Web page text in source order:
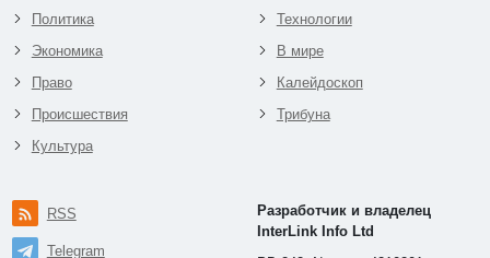
Политика
Экономика
Право
Происшествия
Культура
Технологии
В мире
Калейдоскоп
Трибуна
RSS
Telegram
Разработчик и владелец
InterLink Info Ltd